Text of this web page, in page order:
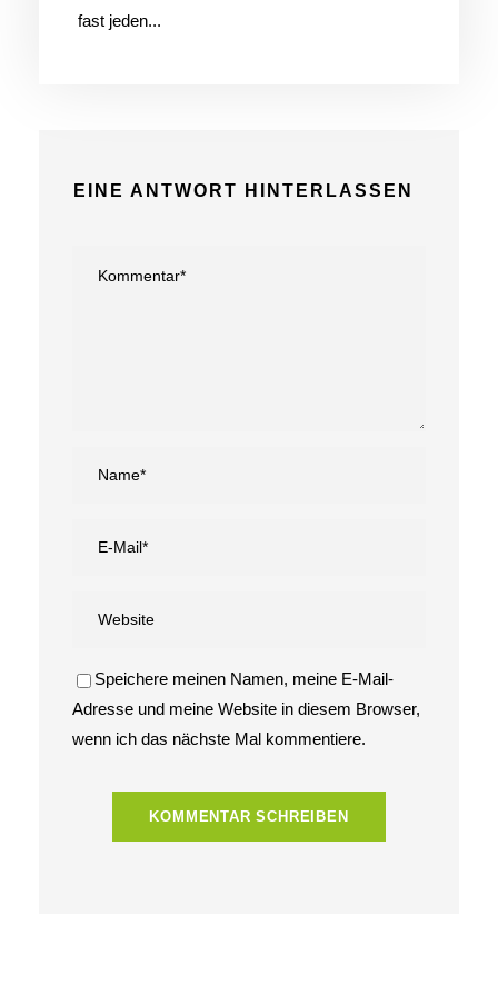
fast jeden...
EINE ANTWORT HINTERLASSEN
Speichere meinen Namen, meine E-Mail-
Adresse und meine Website in diesem Browser,
wenn ich das nächste Mal kommentiere.